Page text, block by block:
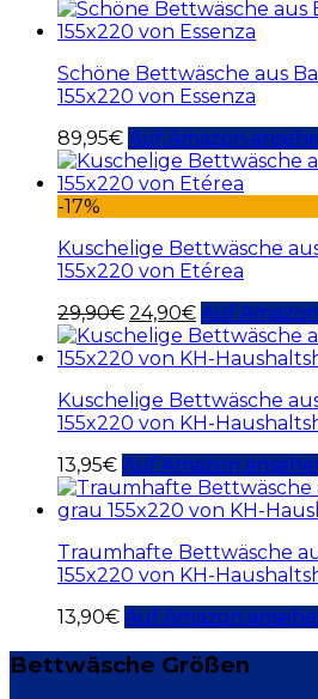
Schöne Bettwäsche aus
155x220 von Essenza
89,95€ Auf Amazon
-17%
Kuschelige Bettwäsche
155x220 von Etérea
29,90€ 24,90€ Auf
Kuschelige Bettwäsche
155x220 von KH-
13,95€ Auf Amazon
Traumhafte Bettwäsche
155x220 von KH-
13,90€ Auf Amazon
Bettwäsche Größen